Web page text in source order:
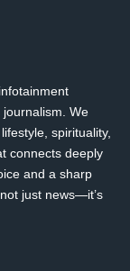
We
spirituality,
connects deeply
and a sharp
just news—it’s